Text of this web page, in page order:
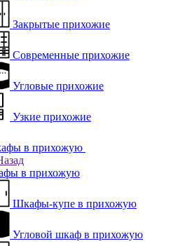
Закрытые прихожие
Современные прихожие
Угловые прихожие
Узкие прихожие
в прихожую
в прихожую
Шкафы-купе в прихожую
Угловой шкаф в прихожую